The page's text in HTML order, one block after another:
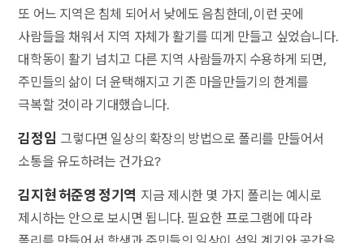
또 어느 지역은 침체 되어서 낮에도 음침한데, 이런 곳에
사람들을 채워서 지역 자체가 활기를 띠게 만들고 싶었습니다.
대학동이 활기 넘치고 다른 지역 사람들까지 수용하게 되면,
주민들의 삶이 더 윤택해지고 기존 마을만들기의 한계를
극복할 것이라 기대했습니다.
김정임 그렇다면 일상의 확장의 방법으로 폴리를 만들어서
소통을 유도하려는 건가요?
김지현 허준영 정기역 지금 제시한 몇 가지 폴리는 예시로
제시하는 안으로 보시면 됩니다. 필요한 프로그램에 따라